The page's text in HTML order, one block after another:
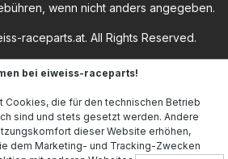
wenn nicht anders angegeben.
raceparts.at. All Rights Reserved.
bei eiweiss-raceparts!
Cookies, die für den technischen Betrieb
sind und stets gesetzt werden. Andere
dieser Website erhöhen,
dem Marketing- und Tracking-Zwecken